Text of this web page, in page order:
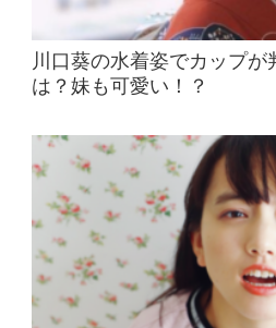
川口葵の水着姿でカップが
は？妹も可愛い！？